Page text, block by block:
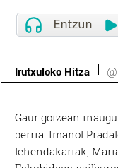
Irutxuloko Hitza
Gaur goizean
berria. Imanol
lehendakariak,